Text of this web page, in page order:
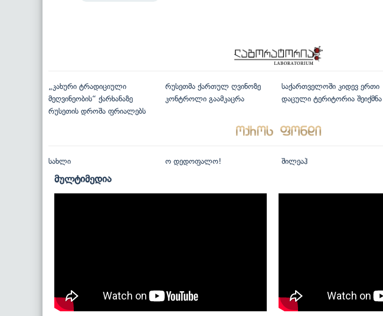
„კახური ტრადიციული
მეღვინეობის“ ქარხანაზე
რუსეთის დროშა ფრიალებს
რუსეთმა ქართულ ღვინოზე
კონტროლი გაამკაცრა
საქართველოში კიდევ ერთი
დაცული ტერიტორია შეიქმნა
სახლი ო დედოფალო! შილეაჰ
მულტიმედია